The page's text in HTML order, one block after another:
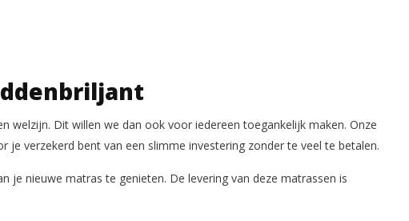
welzijn. Dit willen we dan ook voor iedereen toegankelijk maken. Onze
verzekerd bent van een slimme investering zonder te veel te betalen.
je nieuwe matras te genieten. De levering van deze matrassen is